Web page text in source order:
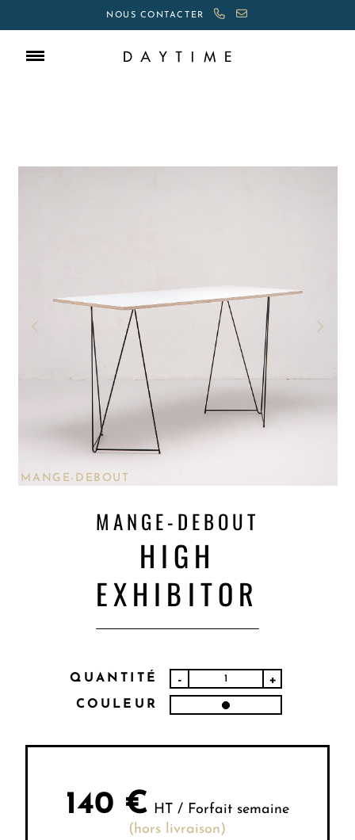
NOUS CONTACTER
MANGE-DEBOUT
MANGE-DEBOUT
HIGH
EXHIBITOR
QUANTITÉ - +
COULEUR
140 € HT / Forfait semaine
(hors livraison)